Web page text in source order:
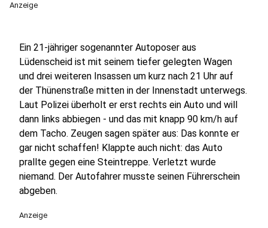
Anzeige
Ein 21-jähriger sogenannter Autoposer aus
Lüdenscheid ist mit seinem tiefer gelegten Wagen
und drei weiteren Insassen um kurz nach 21 Uhr auf
der Thünenstraße mitten in der Innenstadt unterwegs.
Laut Polizei überholt er erst rechts ein Auto und will
dann links abbiegen - und das mit knapp 90 km/h auf
dem Tacho. Zeugen sagen später aus: Das konnte er
gar nicht schaffen! Klappte auch nicht: das Auto
prallte gegen eine Steintreppe. Verletzt wurde
niemand. Der Autofahrer musste seinen Führerschein
abgeben.
Anzeige